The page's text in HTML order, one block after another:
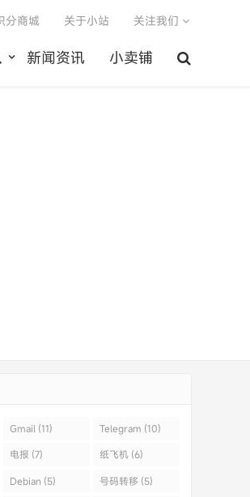
新闻资讯 小卖铺
分商城 关于小站 关注我们
Gmail (11) Telegram (10)
电报 (7) 纸飞机 (6)
Debian (5) 号码转移 (5)